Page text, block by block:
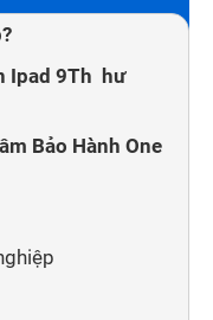
Ipad 9Th hư
Bảo Hành One